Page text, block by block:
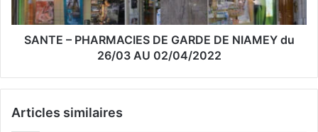
SANTE – PHARMACIES DE GARDE DE NIAMEY du
26/03 AU 02/04/2022
Articles similaires